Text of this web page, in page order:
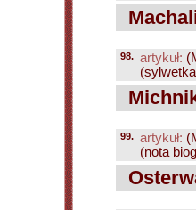
98. artykuł:
99. artykuł:
(nota